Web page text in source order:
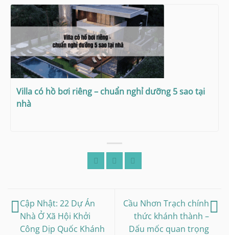
Villa có hồ bơi riêng – chuẩn nghỉ dưỡng 5 sao tại
nhà
Cập Nhật: 22 Dự Án
Nhà Ở Xã Hội Khởi
Công Dịp Quốc Khánh
Cầu Nhơn Trạch chính
thức khánh thành –
Dấu mốc quan trọng